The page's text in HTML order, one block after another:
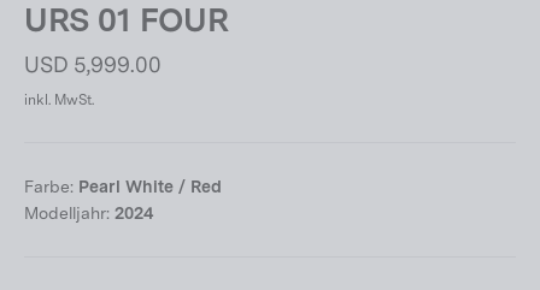
URS 01 FOUR
Normaler
USD 5,999.00
inkl. MwSt.
Farbe: Pearl White / Red
Modelljahr: 2024